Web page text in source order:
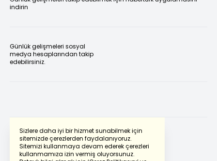
Sizlere daha iyi bir hizmet sunabilmek için
sitemizde çerezlerden faydalanıyoruz.
Sitemizi kullanmaya devam ederek çerezleri
kullanmamıza izin vermiş oluyorsunuz.
indirin
Günlük gelişmeleri sosyal
medya hesaplarından takip
edebilirsiniz.
Powered by Translate